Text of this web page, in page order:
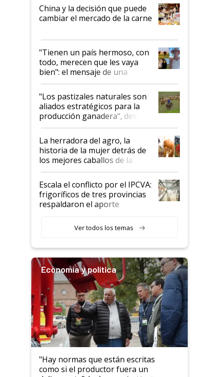
China y la decisión que puede
cambiar el mercado de la carne
"Tienen un país hermoso, con
todo, merecen que les vaya
bien": el mensaje de una
ganadera uruguaya sobre las
oportunidades que se abren
para el agro en Argentina, con
foco en la carne
"Los pastizales naturales son
aliados estratégicos para la
producción ganadera", destaca
la iniciativa que ya reúne a 46
establecimientos en Argentina
La herradora del agro, la
historia de la mujer detrás de
los mejores caballos de la
Argentina y los mitos que
todavía hacen sufrir a estos
animales: "Mientras me
descalificaban, yo seguí
haciendo currículum"
Escala el conflicto por el IPCVA:
frigoríficos de tres provincias
respaldaron el aporte
Ver todos los temas
Economía y política
"Hay normas que están escritas
como si el productor fuera un